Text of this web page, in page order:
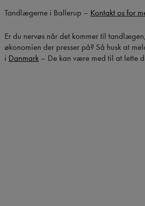
Tandlægerne i Ballerup – Kontakt os for
Er du nervøs når det kommer til
økonomien der presser på? Så husk at
i Danmark– De kan være med til at lette